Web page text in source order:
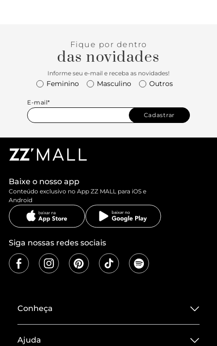
Fique por dentro
das novidades
Informe seu e-mail e receba as novidades!
Feminino Masculino Outros
E-mail*
Cadastrar
Baixe o nosso app
Conteúdo exclusivo no App ZZ MALL para iOS e
Android
Siga nossas redes sociais
Conheça
Ajuda